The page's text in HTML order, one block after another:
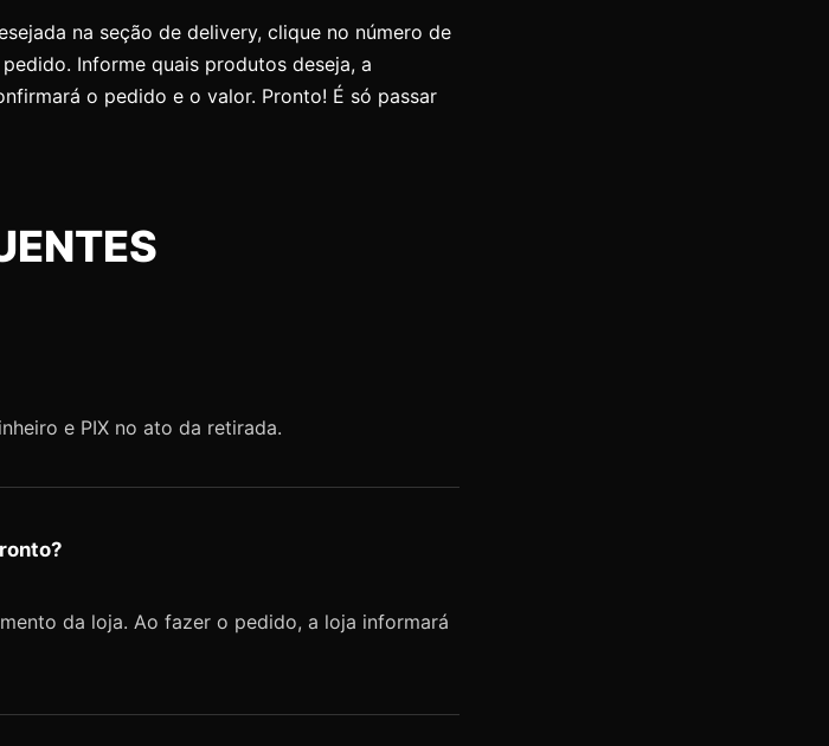
na seção de delivery, clique no número de
Informe quais produtos deseja, a
o pedido e o valor. Pronto! É só passar
e PIX no ato da retirada.
da loja. Ao fazer o pedido, a loja informará